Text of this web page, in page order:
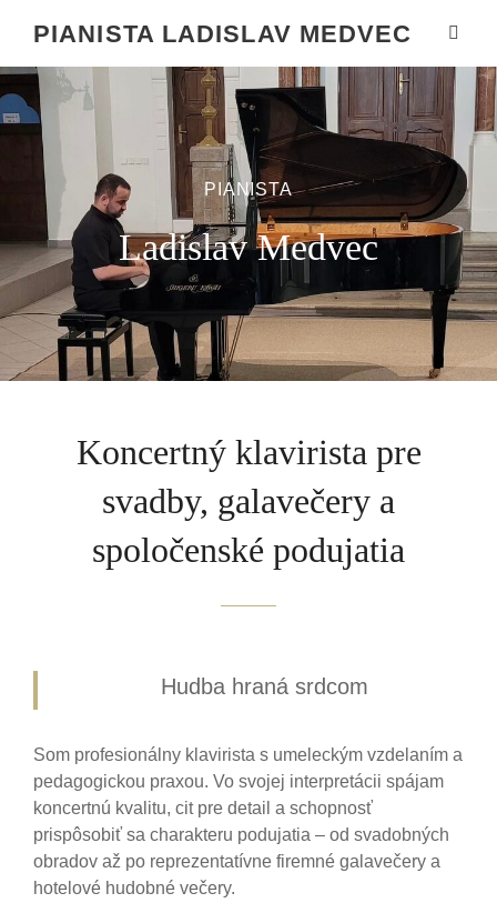
PIANISTA LADISLAV MEDVEC
PIANISTA
Ladislav Medvec
Koncertný klavirista pre
svadby, galavečery a
spoločenské podujatia
Hudba hraná srdcom
Som profesionálny klavirista s umeleckým vzdelaním a
pedagogickou praxou. Vo svojej interpretácii spájam
koncertnú kvalitu, cit pre detail a schopnosť
prispôsobiť sa charakteru podujatia – od svadobných
obradov až po reprezentatívne firemné galavečery a
hotelové hudobné večery.